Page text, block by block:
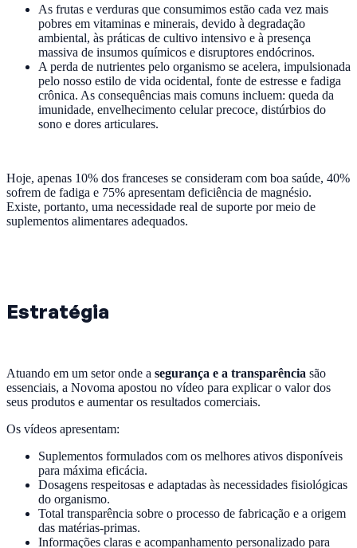
As frutas e verduras que consumimos estão cada vez mais
pobres em vitaminas e minerais, devido à degradação
ambiental, às práticas de cultivo intensivo e à presença
massiva de insumos químicos e disruptores endócrinos.
A perda de nutrientes pelo organismo se acelera, impulsionada
pelo nosso estilo de vida ocidental, fonte de estresse e fadiga
crônica. As consequências mais comuns incluem: queda da
imunidade, envelhecimento celular precoce, distúrbios do
sono e dores articulares.
Hoje, apenas 10% dos franceses se consideram com boa saúde, 40%
sofrem de fadiga e 75% apresentam deficiência de magnésio.
Existe, portanto, uma necessidade real de suporte por meio de
suplementos alimentares adequados.
Estratégia
Atuando em um setor onde a segurança e a transparência são
essenciais, a Novoma apostou no vídeo para explicar o valor dos
seus produtos e aumentar os resultados comerciais.
Os vídeos apresentam:
Suplementos formulados com os melhores ativos disponíveis
para máxima eficácia.
Dosagens respeitosas e adaptadas às necessidades fisiológicas
do organismo.
Total transparência sobre o processo de fabricação e a origem
das matérias-primas.
Informações claras e acompanhamento personalizado para